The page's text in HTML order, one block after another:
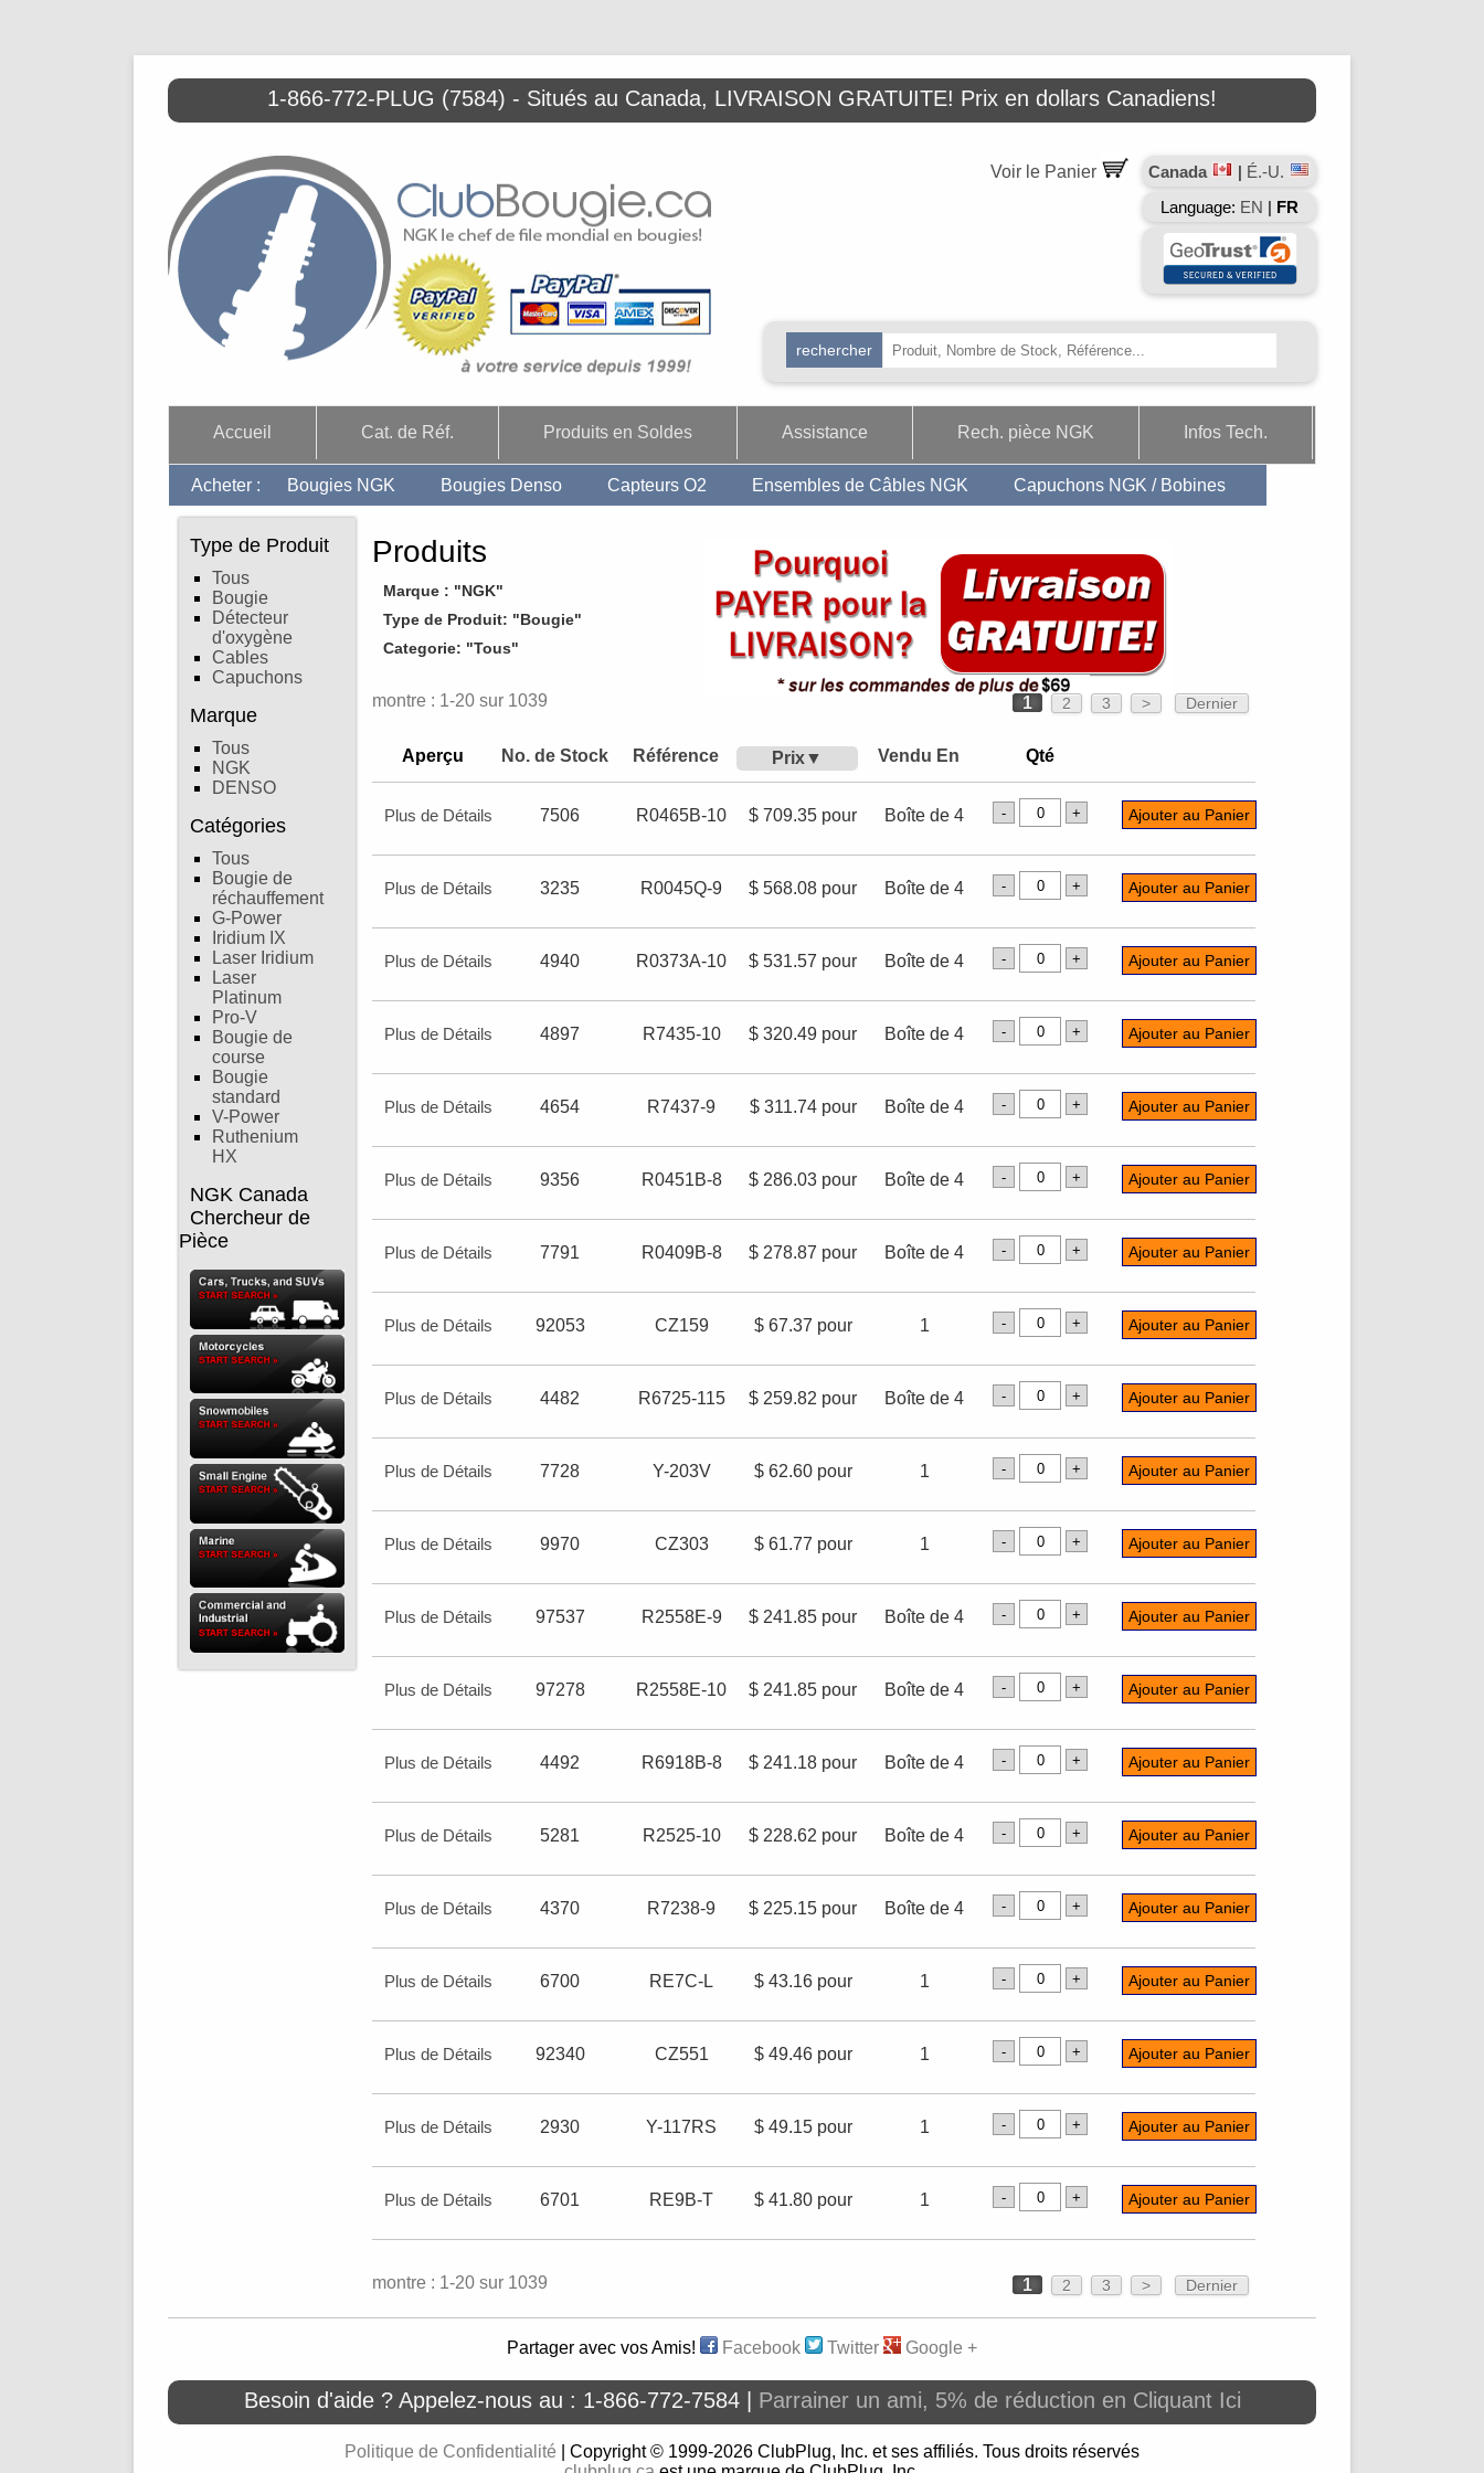
1-866-772-PLUG (7584) - Situés au Canada, LIVRAISON GRATUITE! Prix en dollars Canadiens!
Canada | É.-U.
Language: EN | FR
Voir le Panier
Accueil Cat. de Réf. Produits en Soldes Assistance Rech. pièce NGK Infos Tech.
Acheter : Bougies NGK Bougies Denso Capteurs O2 Ensembles de Câbles NGK Capuchons NGK / Bobines
Type de Produit
Tous
Bougie
Détecteur
d'oxygène
Cables
Capuchons
Marque
Tous
NGK
DENSO
Catégories
Tous
Bougie de
réchauffement
G-Power
Iridium IX
Laser Iridium
Laser
Platinum
Pro-V
Bougie de
course
Bougie
standard
V-Power
Ruthenium
HX
NGK Canada
Chercheur de
Pièce
Produits
Marque : "NGK"
Type de Produit: "Bougie"
Categorie: "Tous"
montre : 1-20 sur 1039 1 2 3 > Dernier
Aperçu No. de Stock Référence Prix Vendu En Qté
Plus de Détails 7506 R0465B-10 $ 709.35 pour Boîte de 4
Plus de Détails 3235 R0045Q-9 $ 568.08 pour Boîte de 4
Plus de Détails 4940 R0373A-10 $ 531.57 pour Boîte de 4
Plus de Détails 4897 R7435-10 $ 320.49 pour Boîte de 4
Plus de Détails 4654 R7437-9 $ 311.74 pour Boîte de 4
Plus de Détails 9356 R0451B-8 $ 286.03 pour Boîte de 4
Plus de Détails 7791 R0409B-8 $ 278.87 pour Boîte de 4
Plus de Détails 92053 CZ159 $ 67.37 pour 1
Plus de Détails 4482 R6725-115 $ 259.82 pour Boîte de 4
Plus de Détails 7728 Y-203V $ 62.60 pour 1
Plus de Détails 9970 CZ303 $ 61.77 pour 1
Plus de Détails 97537 R2558E-9 $ 241.85 pour Boîte de 4
Plus de Détails 97278 R2558E-10 $ 241.85 pour Boîte de 4
Plus de Détails 4492 R6918B-8 $ 241.18 pour Boîte de 4
Plus de Détails 5281 R2525-10 $ 228.62 pour Boîte de 4
Plus de Détails 4370 R7238-9 $ 225.15 pour Boîte de 4
Plus de Détails 6700 RE7C-L $ 43.16 pour 1
Plus de Détails 92340 CZ551 $ 49.46 pour 1
Plus de Détails 2930 Y-117RS $ 49.15 pour 1
Plus de Détails 6701 RE9B-T $ 41.80 pour 1
montre : 1-20 sur 1039 1 2 3 > Dernier
Partager avec vos Amis! Facebook Twitter Google +
Besoin d'aide ? Appelez-nous au : 1-866-772-7584 | Parrainer un ami, 5% de réduction en Cliquant Ici
Politique de Confidentialité | Copyright © 1999-2026 ClubPlug, Inc. et ses affiliés. Tous droits réservés